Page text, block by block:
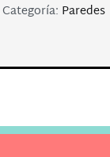
Categoría: Paredes